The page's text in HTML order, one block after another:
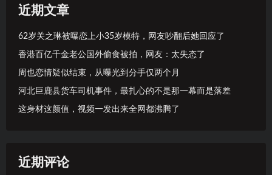
近期文章
62岁关之琳被曝恋上小35岁模特，网友吵翻后她回应了
香港百亿千金老公国外偷食被拍，网友：太失态了
周也恋情疑似结束，从曝光到分手仅两个月
河北巨鹿县货车司机事件，最扎心的不是那一幕而是落差
这身材这颜值，视频一发出来全网都沸腾了
近期评论